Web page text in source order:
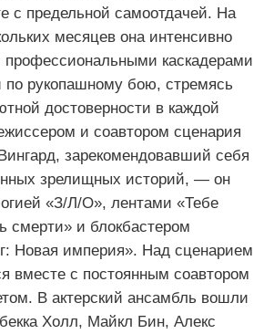
с предельной самоотдачей. На
месяцев она интенсивно
профессиональными каскадерами
по рукопашному бою, стремясь
достоверности в каждой
и соавтором сценария
зарекомендовавший себя
зрелищных историй, — он
«З/Л/О», лентами «Тебе
смерти» и блокбастером
Новая империя». Над сценарием
вместе с постоянным соавтором
В актерский ансамбль вошли
Холл, Майкл Бин, Алекс